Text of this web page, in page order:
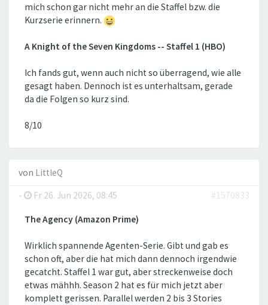
mich schon gar nicht mehr an die Staffel bzw. die
Kurzserie erinnern.
A Knight of the Seven Kingdoms -- Staffel 1 (HBO)
Ich fands gut, wenn auch nicht so überragend, wie alle
gesagt haben. Dennoch ist es unterhaltsam, gerade
da die Folgen so kurz sind.
8/10
von LittleQ
-
Fr 26. Jun 2026, 08:45 #1570833
The Agency (Amazon Prime)
Wirklich spannende Agenten-Serie. Gibt und gab es
schon oft, aber die hat mich dann dennoch irgendwie
gecatcht. Staffel 1 war gut, aber streckenweise doch
etwas mähhh. Season 2 hat es für mich jetzt aber
komplett gerissen. Parallel werden 2 bis 3 Stories